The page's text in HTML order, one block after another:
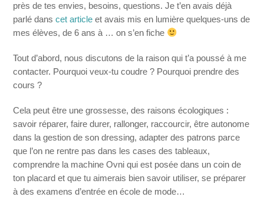
près de tes envies, besoins, questions. Je t’en avais déjà
parlé danscet article et avais mis en lumière quelques-uns de
mes élèves, de 6 ans à … on s’en fiche
Tout d’abord, nous discutons de la raison qui t’a poussé à me
contacter. Pourquoi veux-tu coudre ? Pourquoi prendre des
cours ?
Cela peut être une grossesse, des raisons écologiques :
savoir réparer, faire durer, rallonger, raccourcir, être autonome
dans la gestion de son dressing, adapter des patrons parce
que l’on ne rentre pas dans les cases des tableaux,
comprendre la machine Ovni qui est posée dans un coin de
ton placard et que tu aimerais bien savoir utiliser, se préparer
à des examens d’entrée en école de mode…